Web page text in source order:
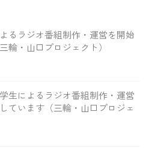
るラジオ番組制作・運営を開始
輪・山口プロジェクト）
生によるラジオ番組制作・運営
ています（三輪・山口プロジェ